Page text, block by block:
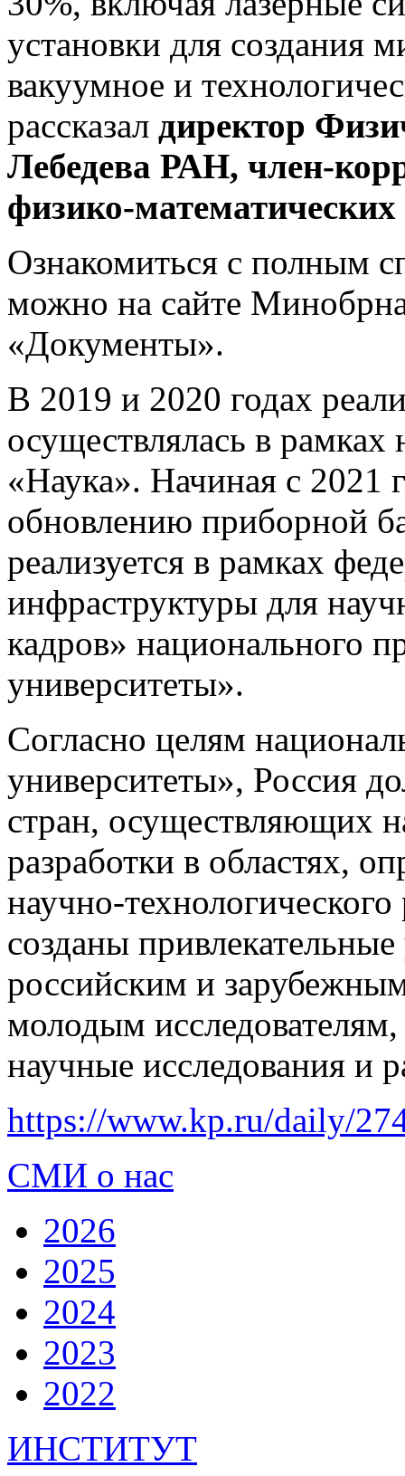
установки для создания
вакуумное и
рассказал директор
Лебедева РАН, член-
физико-
Ознакомиться с полным
можно на сайте
«Документы».
В 2019 и 2020 годах
осуществлялась в рамках
«Наука». Начиная с 2021
обновлению приборной
реализуется в рамках
инфраструктуры для
кадров» национального
университеты».
Согласно целям
университеты», Россия
стран, осуществляющих
разработки в областях,
научно-
созданы
российским и
молодым
научные исследования и
https://www.kp.ru/daily/
СМИ о нас
2026
2025
2024
2023
2022
ИНСТИТУТ